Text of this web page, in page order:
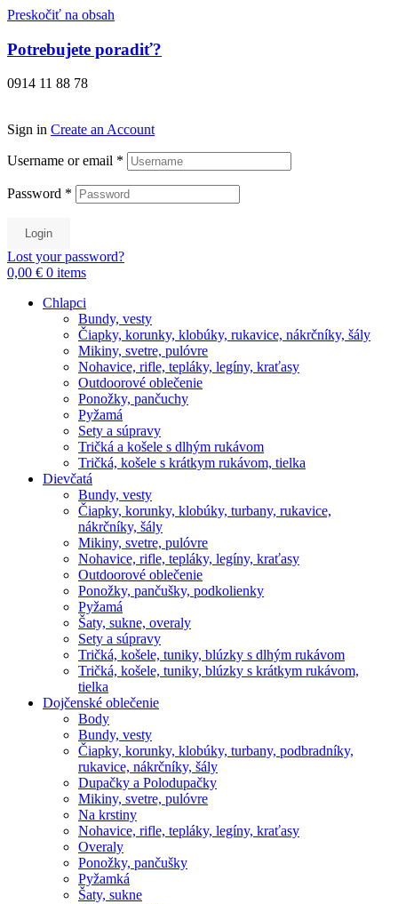
Preskočiť na obsah
Potrebujete poradiť?
0914 11 88 78
Sign in Create an Account
Username or email *
Password *
Login
Lost your password?
0,00 € 0 items
Chlapci
Bundy, vesty
Čiapky, korunky, klobúky, rukavice, nákrčníky, šály
Mikiny, svetre, pulóvre
Nohavice, rifle, tepláky, legíny, kraťasy
Outdoorové oblečenie
Ponožky, pančuchy
Pyžamá
Sety a súpravy
Tričká a košele s dlhým rukávom
Tričká, košele s krátkym rukávom, tielka
Dievčatá
Bundy, vesty
Čiapky, korunky, klobúky, turbany, rukavice,
nákrčníky, šály
Mikiny, svetre, pulóvre
Nohavice, rifle, tepláky, legíny, kraťasy
Outdoorové oblečenie
Ponožky, pančušky, podkolienky
Pyžamá
Šaty, sukne, overaly
Sety a súpravy
Tričká, košele, tuniky, blúzky s dlhým rukávom
Tričká, košele, tuniky, blúzky s krátkym rukávom,
tielka
Dojčenské oblečenie
Body
Bundy, vesty
Čiapky, korunky, klobúky, turbany, podbradníky,
rukavice, nákrčníky, šály
Dupačky a Polodupačky
Mikiny, svetre, pulóvre
Na krstiny
Nohavice, rifle, tepláky, legíny, kraťasy
Overaly
Ponožky, pančušky
Pyžamká
Šaty, sukne